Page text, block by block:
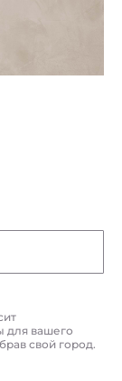
для вашего
свой город.